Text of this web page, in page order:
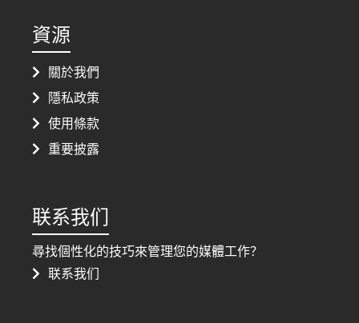
資源
關於我們
隱私政策
使用條款
重要披露
联系我们
尋找個性化的技巧來管理您的媒體工作？
联系我们